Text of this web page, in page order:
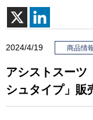
2024/4/19 商品情
アシストスーツ
シュタイプ」販